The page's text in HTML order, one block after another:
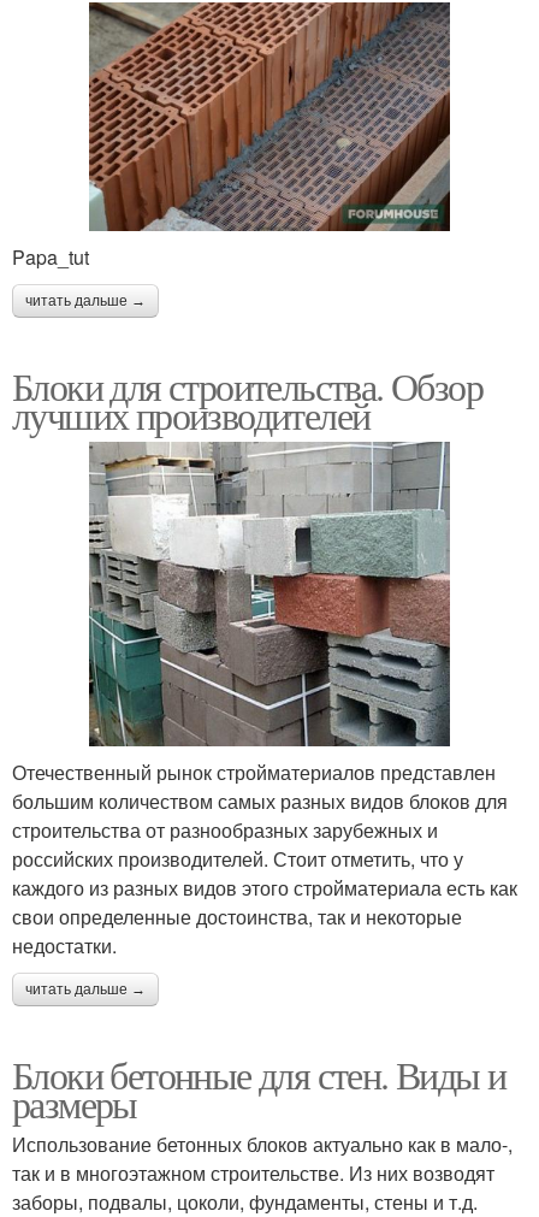
Papa_tut
читать дальше →
Блоки для строительства. Обзор
лучших производителей
Отечественный рынок стройматериалов представлен
большим количеством самых разных видов блоков для
строительства от разнообразных зарубежных и
российских производителей. Стоит отметить, что у
каждого из разных видов этого стройматериала есть как
свои определенные достоинства, так и некоторые
недостатки.
читать дальше →
Блоки бетонные для стен. Виды и
размеры
Использование бетонных блоков актуально как в мало-,
так и в многоэтажном строительстве. Из них возводят
заборы, подвалы, цоколи, фундаменты, стены и т.д.